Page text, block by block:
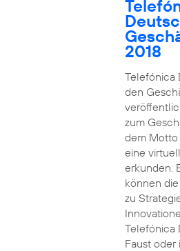
2018
Telefónica
den
zum
dem Motto
eine
erkunden.
können
zu
Telefónica
Faust oder